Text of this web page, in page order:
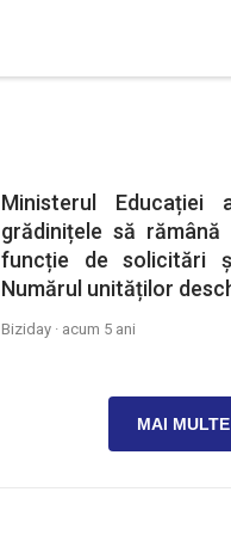
Ministerul
grădinițele să
funcție de solicitări
Numărul unităților
Biziday · acum 5 ani
MAI